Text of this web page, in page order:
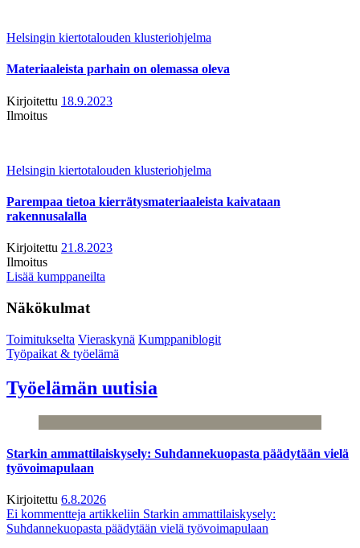
Helsingin kiertotalouden klusteriohjelma
Materiaaleista parhain on olemassa oleva
Kirjoitettu 18.9.2023
Ilmoitus
Helsingin kiertotalouden klusteriohjelma
Parempaa tietoa kierrätysmateriaaleista kaivataan
rakennusalalla
Kirjoitettu 21.8.2023
Ilmoitus
Lisää kumppaneilta
Näkökulmat
Toimitukselta Vieraskynä Kumppaniblogit
Työpaikat & työelämä
Työelämän uutisia
Starkin ammattilaiskysely: Suhdannekuopasta päädytään vielä
työvoimapulaan
Kirjoitettu 6.8.2026
Ei kommentteja artikkeliin Starkin ammattilaiskysely:
Suhdannekuopasta päädytään vielä työvoimapulaan